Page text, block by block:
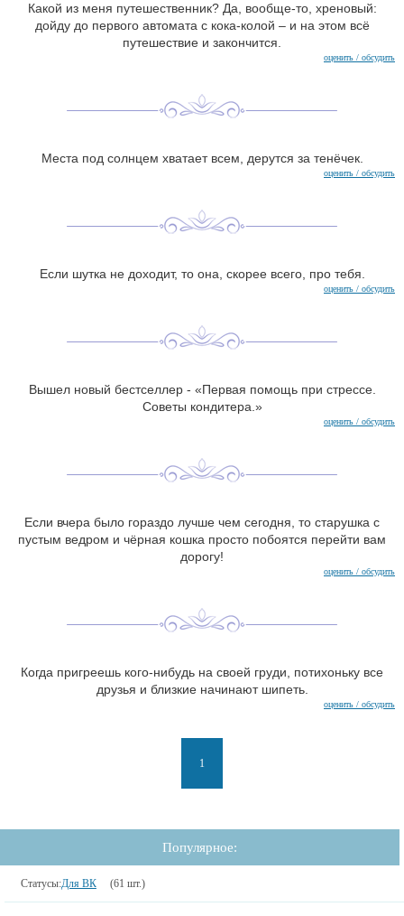
Какой из меня путешественник? Да, вообще-то, хреновый:
дойду до первого автомата с кока-колой – и на этом всё
путешествие и закончится.
оценить / обсудить
Места под солнцем хватает всем, дерутся за тенёчек.
оценить / обсудить
Если шутка не доходит, то она, скорее всего, про тебя.
оценить / обсудить
Вышел новый бестселлер - «Первая помощь при стрессе.
Советы кондитера.»
оценить / обсудить
Если вчера было гораздо лучше чем сегодня, то старушка с
пустым ведром и чёрная кошка просто побоятся перейти вам
дорогу!
оценить / обсудить
Когда пригреешь кого-нибудь на своей груди, потихоньку все
друзья и близкие начинают шипеть.
оценить / обсудить
1
Популярное:
Статусы:Для ВК (61 шт.)